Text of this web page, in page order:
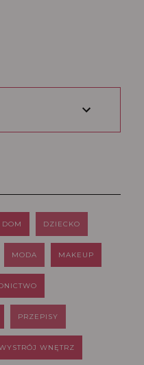
DOM DZIECKO
MODA MAKEUP
PRZEPISY
WNĘTRZ